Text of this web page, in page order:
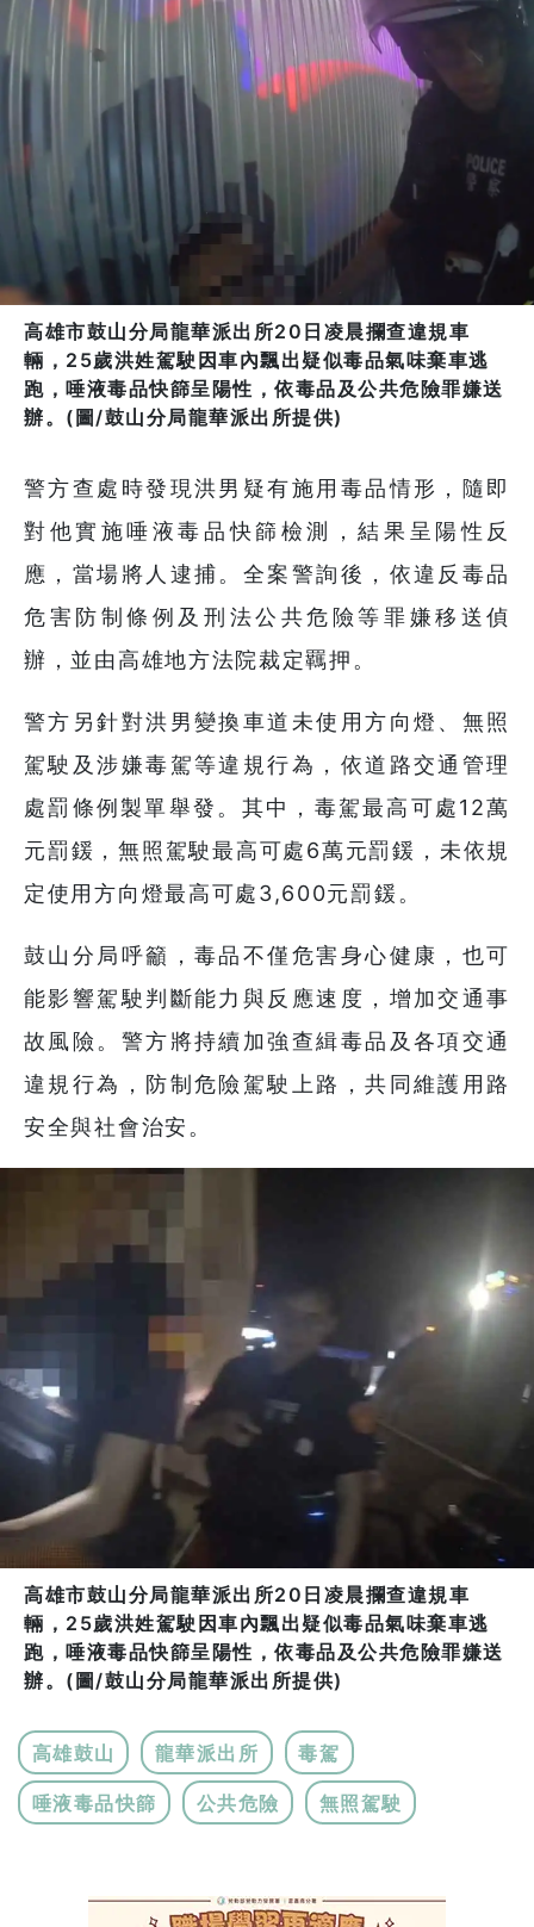
高雄市鼓山分局龍華派出所20日凌晨攔查違規車
輛，25歲洪姓駕駛因車內飄出疑似毒品氣味棄車逃
跑，唾液毒品快篩呈陽性，依毒品及公共危險罪嫌送
辦。(圖/鼓山分局龍華派出所提供)
警方查處時發現洪男疑有施用毒品情形，隨即
對他實施唾液毒品快篩檢測，結果呈陽性反
應，當場將人逮捕。全案警詢後，依違反毒品
危害防制條例及刑法公共危險等罪嫌移送偵
辦，並由高雄地方法院裁定羈押。
警方另針對洪男變換車道未使用方向燈、無照
駕駛及涉嫌毒駕等違規行為，依道路交通管理
處罰條例製單舉發。其中，毒駕最高可處12萬
元罰鍰，無照駕駛最高可處6萬元罰鍰，未依規
定使用方向燈最高可處3,600元罰鍰。
鼓山分局呼籲，毒品不僅危害身心健康，也可
能影響駕駛判斷能力與反應速度，增加交通事
故風險。警方將持續加強查緝毒品及各項交通
違規行為，防制危險駕駛上路，共同維護用路
安全與社會治安。
高雄市鼓山分局龍華派出所20日凌晨攔查違規車
輛，25歲洪姓駕駛因車內飄出疑似毒品氣味棄車逃
跑，唾液毒品快篩呈陽性，依毒品及公共危險罪嫌送
辦。(圖/鼓山分局龍華派出所提供)
高雄鼓山 龍華派出所 毒駕
唾液毒品快篩 公共危險 無照駕駛